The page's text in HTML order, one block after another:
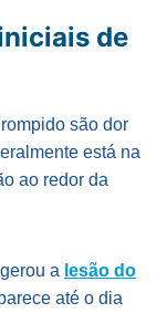
de
são dor
está na
ao redor da
a lesão do
até o dia